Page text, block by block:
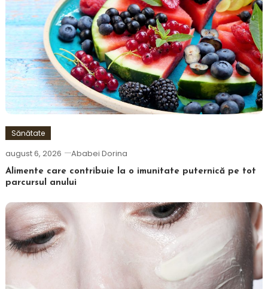
Sănătate
august 6, 2026 Ababei Dorina
Alimente care contribuie la o imunitate puternică pe tot
parcursul anului